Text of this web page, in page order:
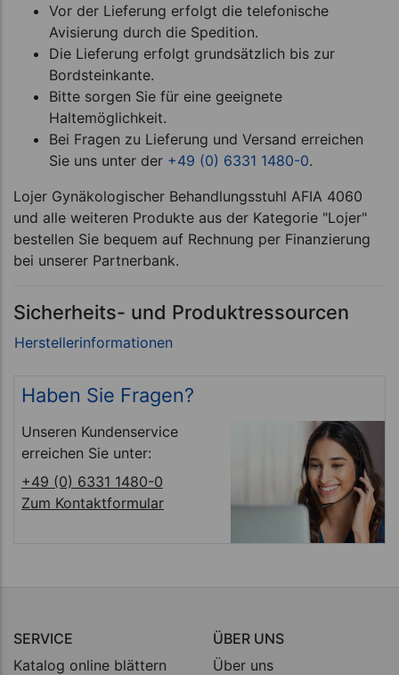
Vor der Lieferung erfolgt die telefonische
Avisierung durch die Spedition.
Die Lieferung erfolgt grundsätzlich bis zur
Bordsteinkante.
Bitte sorgen Sie für eine geeignete
Haltemöglichkeit.
Bei Fragen zu Lieferung und Versand erreichen
Sie uns unter der +49 (0) 6331 1480-0.
Lojer Gynäkologischer Behandlungsstuhl AFIA 4060
und alle weiteren Produkte aus der Kategorie "Lojer"
bestellen Sie bequem auf Rechnung per Finanzierung
bei unserer Partnerbank.
Sicherheits- und Produktressourcen
Haben Sie Fragen?
Unseren Kundenservice
erreichen Sie unter:
+49 (0) 6331 1480-0
Zum Kontaktformular
SERVICE
Katalog online blättern
ÜBER UNS
Über uns